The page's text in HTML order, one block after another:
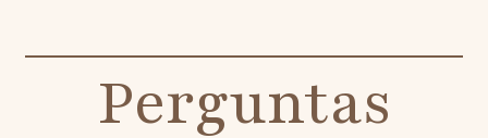
Perguntas